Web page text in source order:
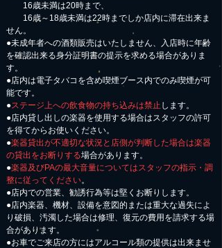
16歳未満は20時まで、
16歳～18歳未満は22時までしか店内に滞在出来ま
せん。
●未成年者への酒類販売はいたしません、入店時に年齢
を確認出来る身分証明書の提示を求める場合がありま
す。
●店内は電子タバコを含め喫煙ブース内でのみ喫煙が可
能です。
●ステージ上への飲食物の持ち込みは禁止 します。
●店内貸し出しの楽器を使用する場合はスタッフの許可
を得てからお使いください。
●楽器貸出が不適切な状況と店側が判断した場合は楽器
の貸出をお断りする場合があります。
●楽器及びPAの最大音量についてはスタッフの指示・調
整に従ってください。
●店内での営業、勧誘行為等は堅くお断りします。
●店内楽器、機材、設備を意図的または重大な過失によ
り破損、汚濁した場合は修理、復元の費用を請求する場
合があります。
​●お車でご来店の方にはアルコール類の提供は出来ませ